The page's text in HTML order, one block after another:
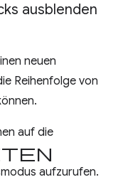
ausblenden
neuen
Reihenfolge von
auf die
aufzurufen.